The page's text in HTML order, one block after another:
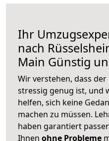
Ihr
nach
Main Günstig
Wir verstehen, dass
stressig genug ist, und
helfen, sich keine
machen zu müssen.
haben garantiert
Ihnen ohne Probleme